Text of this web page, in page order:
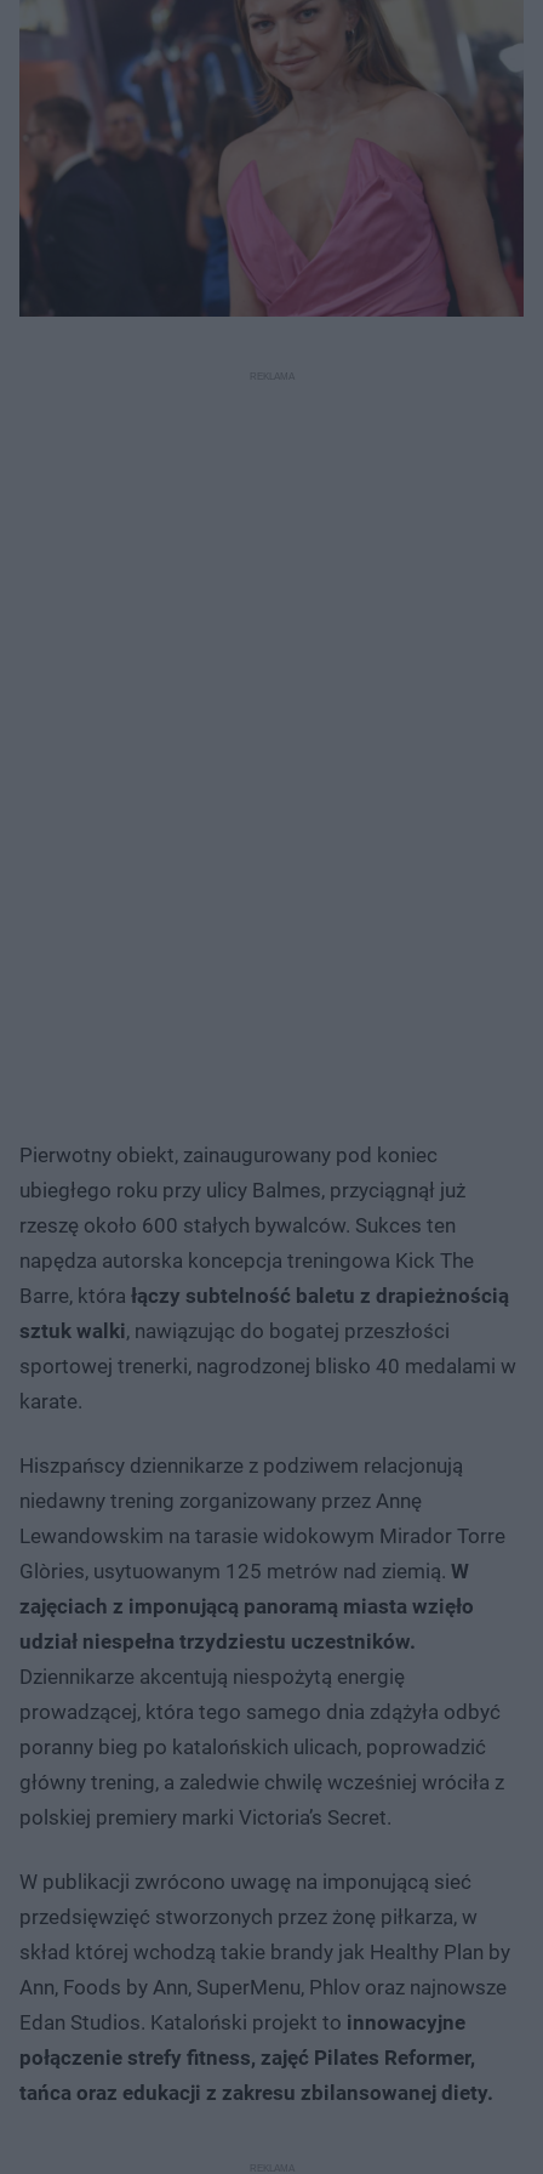
Pierwotny obiekt, zainaugurowany pod koniec
ubiegłego roku przy ulicy Balmes, przyciągnął już
rzeszę około 600 stałych bywalców. Sukces ten
napędza autorska koncepcja treningowa Kick The
Barre, która łączy subtelność baletu z drapieżnością
sztuk walki, nawiązując do bogatej przeszłości
sportowej trenerki, nagrodzonej blisko 40 medalami w
karate.
Hiszpańscy dziennikarze z podziwem relacjonują
niedawny trening zorganizowany przez Annę
Lewandowskim na tarasie widokowym Mirador Torre
Glòries, usytuowanym 125 metrów nad ziemią. W
zajęciach z imponującą panoramą miasta wzięło
udział niespełna trzydziestu uczestników.
Dziennikarze akcentują niespożytą energię
prowadzącej, która tego samego dnia zdążyła odbyć
poranny bieg po katalońskich ulicach, poprowadzić
główny trening, a zaledwie chwilę wcześniej wróciła z
polskiej premiery marki Victoria’s Secret.
W publikacji zwrócono uwagę na imponującą sieć
przedsięwzięć stworzonych przez żonę piłkarza, w
skład której wchodzą takie brandy jak Healthy Plan by
Ann, Foods by Ann, SuperMenu, Phlov oraz najnowsze
Edan Studios. Kataloński projekt to innowacyjne
połączenie strefy fitness, zajęć Pilates Reformer,
tańca oraz edukacji z zakresu zbilansowanej diety.